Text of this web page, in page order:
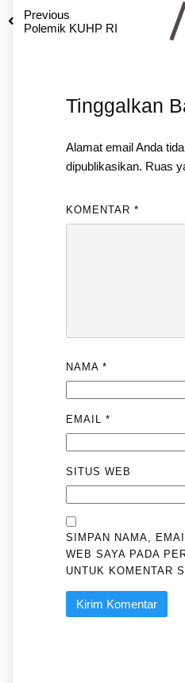
Previous
Polemik KUHP RI
Tinggalkan
Alamat email Anda
dipublikasikan. Ruas
KOMENTAR *
NAMA *
EMAIL *
SITUS WEB
SIMPAN NAMA,
WEB SAYA PADA
UNTUK KOMENTAR